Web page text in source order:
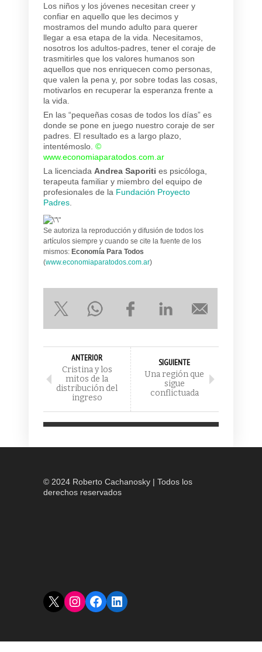
Los niños y los jóvenes necesitan creer y
confiar en aquello que les decimos y
mostramos del mundo adulto para querer
llegar a esa etapa de la vida. Necesitamos,
nosotros los adultos-padres, tener el coraje de
trasmitirles que los valores humanos son
aquellos que nos enriquecen como personas,
que valen la pena y, por sobre todas las cosas,
motivarlos en recuperar la esperanza frente a
la vida.
En las “pequeñas cosas de todos los días” es
donde se pone en juego nuestro coraje de ser
padres. El resultado es a largo plazo,
intentémoslo. ©
www.economiaparatodos.com.ar
La licenciada Andrea Saporiti es psicóloga,
terapeuta familiar y miembro del equipo de
profesionales de la Fundación Proyecto
Padres
Se autoriza la reproducción y difusión de todos los
artículos siempre y cuando se cite la fuente de los
mismos: Economía Para Todos
(www.economiaparatodos.com.ar)
ANTERIOR
Cristina y los
mitos de la
distribución del
ingreso
SIGUIENTE
Una región que
sigue
conflictuada
© 2024 Roberto Cachanosky | Todos los
derechos reservados
X Instagram
Facebook
LinkedIn